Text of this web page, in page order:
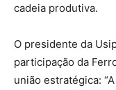
cadeia produtiva.
O presidente da
participação da
união estratégica: